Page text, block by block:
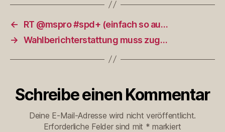
←
RT @mspro #spd+ (einfach so au…
→ Wahlberichterstattung muss zug…
Schreibe einen Kommentar
Deine E-Mail-Adresse wird nicht veröffentlicht.
Erforderliche Felder sind mit * markiert